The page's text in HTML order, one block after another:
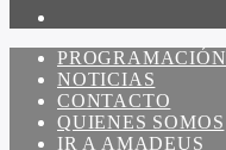
PROGRAMACIÓN
NOTICIAS
CONTACTO
QUIENES SOMOS
IR A AMADEUS